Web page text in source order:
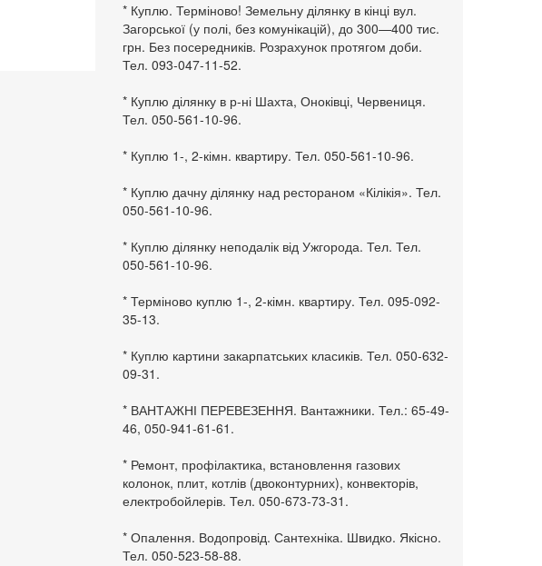
* Куплю. Терміново! Земельну ділянку в кінці вул.
Загорської (у полі, без комунікацій), до 300—400 тис.
грн. Без посередників. Розрахунок протягом доби.
Тел. 093-047-11-52.
* Куплю ділянку в р-ні Шахта, Оноківці, Червениця.
Тел. 050-561-10-96.
* Куплю 1-, 2-кімн. квартиру. Тел. 050-561-10-96.
* Куплю дачну ділянку над рестораном «Кілікія». Тел.
050-561-10-96.
* Куплю ділянку неподалік від Ужгорода. Тел. Тел.
050-561-10-96.
* Терміново куплю 1-, 2-кімн. квартиру. Тел. 095-092-
35-13.
* Куплю картини закарпатських класиків. Тел. 050-632-
09-31.
* ВАНТАЖНІ ПЕРЕВЕЗЕННЯ. Вантажники. Тел.: 65-49-
46, 050-941-61-61.
* Ремонт, профілактика, встановлення газових
колонок, плит, котлів (двоконтурних), конвекторів,
електробойлерів. Тел. 050-673-73-31.
* Опалення. Водопровід. Сантехніка. Швидко. Якісно.
Тел. 050-523-58-88.